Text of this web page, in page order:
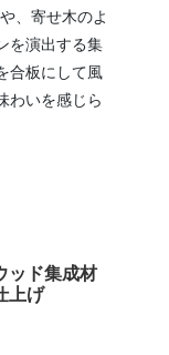
、寄せ木のよ
を演出する集
合板にして風
わいを感じら
ッド集成材
上げ